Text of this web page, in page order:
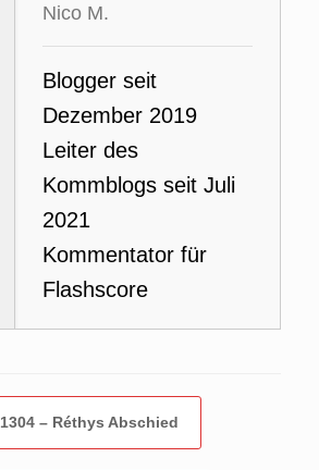
Nico M.
Blogger seit
Dezember 2019
Leiter des
Kommblogs seit Juli
2021
Kommentator für
Flashscore
1304 – Réthys Abschied